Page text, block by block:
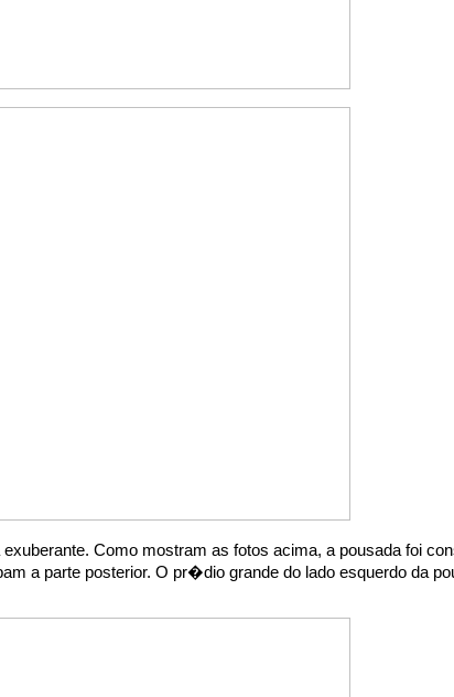
Como mostram as fotos acima, a pousada foi
a parte posterior. O pr�dio grande do lado esquerdo da